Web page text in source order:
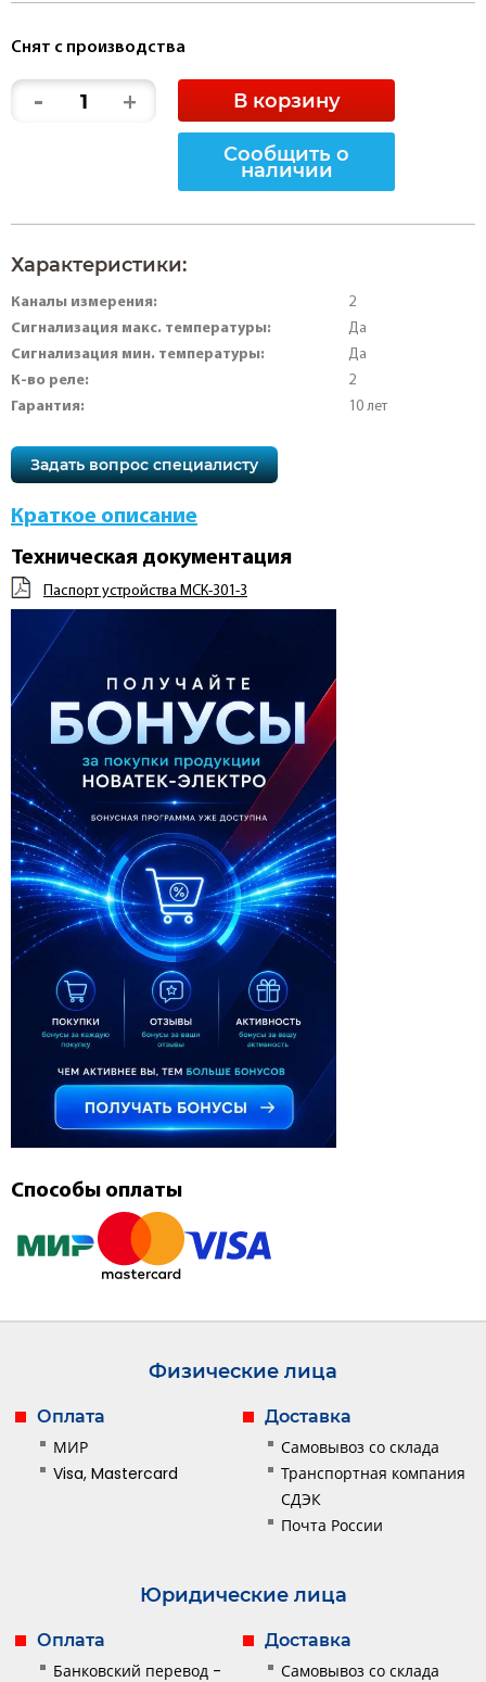
Снят с производства
- + В корзину
Сообщить о
наличии
Характеристики:
Каналы измерения: 2
Сигнализация макс. температуры: Да
Сигнализация мин. температуры: Да
К-во реле: 2
Гарантия: 10 лет
Задать вопрос специалисту
Краткое описание
Техническая документация
Паспорт устройства МСК-301-3
Способы оплаты
Физические лица
Оплата
МИР
Visa, Mastercard
Доставка
Самовывоз со склада
Транспортная компания
СДЭК
Почта России
Юридические лица
Оплата
Банковский перевод -
Доставка
Самовывоз со склада